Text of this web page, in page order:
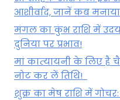
आशीर्वाद, जानें कब
मंगल का कुंभ राशि में
दुनिया पर प्रभाव!
मां कात्‍यायनी के लिए है
नोट कर लें तिथि!
शुक्र का मेष राशि में